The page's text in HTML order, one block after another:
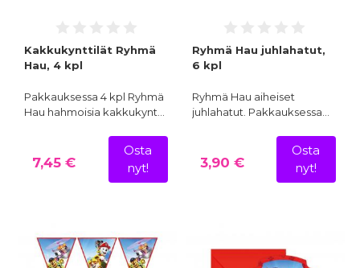
Kakkukynttilät Ryhmä
Hau, 4 kpl
Pakkauksessa 4 kpl Ryhmä
Hau hahmoisia kakkukynt…
7,45 €
Osta
nyt!
Ryhmä Hau juhlahatut,
6 kpl
Ryhmä Hau aiheiset
juhlahatut. Pakkauksessa…
3,90 €
Osta
nyt!